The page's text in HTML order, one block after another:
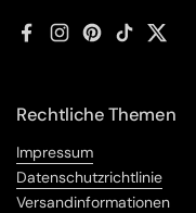
FacebookInstagram
Pinterest
TikTokTwitter
Rechtliche Themen
Impressum
Datenschutzrichtlinie
Versandinformationen